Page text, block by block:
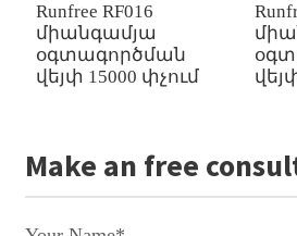
Runfree RF016
միանգամյա
օգտագործման
վեյփ 15000 փչում
Make an free